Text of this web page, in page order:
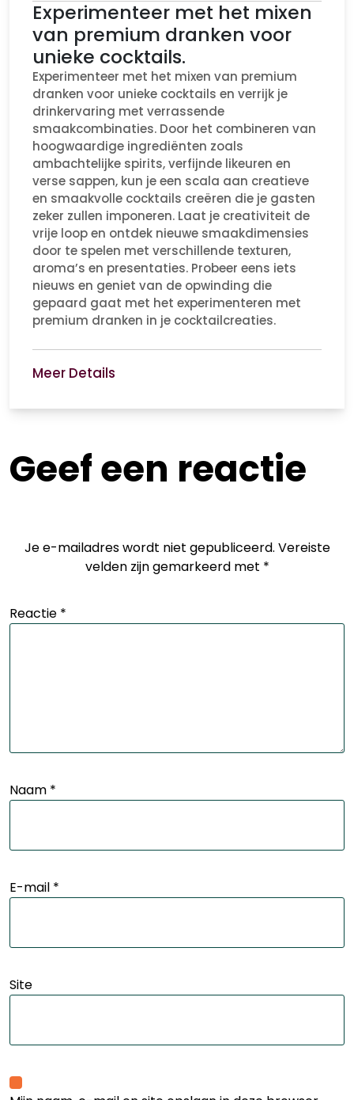
Experimenteer met het mixen
van premium dranken voor
unieke cocktails.
Experimenteer met het mixen van premium
dranken voor unieke cocktails en verrijk je
drinkervaring met verrassende
smaakcombinaties. Door het combineren van
hoogwaardige ingrediënten zoals
ambachtelijke spirits, verfijnde likeuren en
verse sappen, kun je een scala aan creatieve
en smaakvolle cocktails creëren die je gasten
zeker zullen imponeren. Laat je creativiteit de
vrije loop en ontdek nieuwe smaakdimensies
door te spelen met verschillende texturen,
aroma’s en presentaties. Probeer eens iets
nieuws en geniet van de opwinding die
gepaard gaat met het experimenteren met
premium dranken in je cocktailcreaties.
Meer Details
Geef een reactie
Je e-mailadres wordt niet gepubliceerd. Vereiste
velden zijn gemarkeerd met *
Reactie *
Naam *
E-mail *
Site